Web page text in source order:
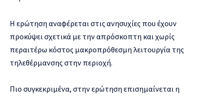
Η ερώτηση αναφέρεται στις ανησυχίες που έχουν
προκύψει σχετικά με την απρόσκοπτη και χωρίς
περαιτέρω κόστος μακροπρόθεσμη λειτουργία της
τηλεθέρμανσης στην περιοχή.
Πιο συγκεκριμένα, στην ερώτηση επισημαίνεται η